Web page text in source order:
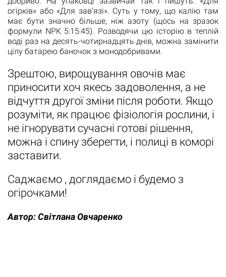
огірків» або «Для зав’язі». Суть у тому, що калію там
має бути значно більше, ніж азоту (щось на зразок
формули NPK 5:15:45). Розводячи цю історію в теплій
воді раз на десять-чотирнадцять днів, можна замінити
цілу батарею баночок з монодобривами.
Зрештою, вирощування овочів має
приносити хоч якесь задоволення, а не
відчуття другої зміни після роботи. Якщо
розуміти, як працює фізіологія рослини, і
не ігнорувати сучасні готові рішення,
можна і спину зберегти, і полиці в коморі
заставити.
Саджаємо , доглядаємо і будемо з
огірочками!
Автор:Світлана Овчаренко